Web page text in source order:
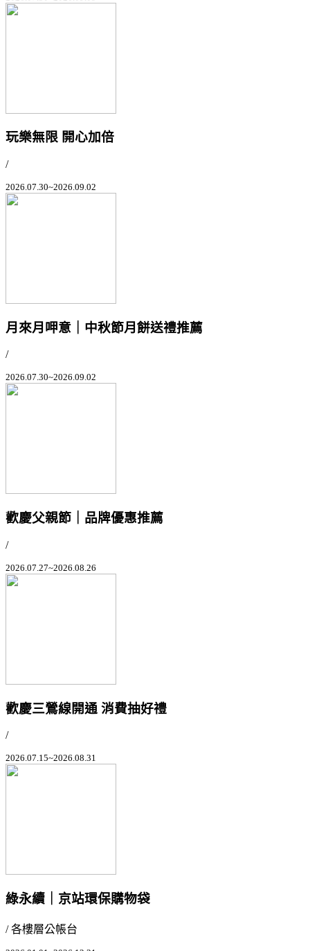
玩樂無限 開心加倍
/
2026.07.30~2026.09.02
月來月呷意｜中秋節月餅送禮推薦
/
2026.07.30~2026.09.02
歡慶父親節｜品牌優惠推薦
/
2026.07.27~2026.08.26
歡慶三鶯線開通 消費抽好禮
/
2026.07.15~2026.08.31
綠永續｜京站環保購物袋
/ 各樓層公帳台